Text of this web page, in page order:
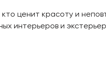
ценит красоту и
интерьеров и